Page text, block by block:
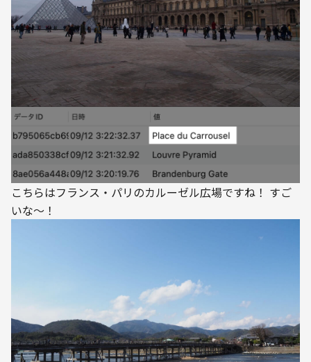
こちらはフランス・パリのカルーゼル広場ですね！ すご
いな〜！